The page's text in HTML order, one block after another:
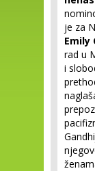
je za
Emily
rad u
i